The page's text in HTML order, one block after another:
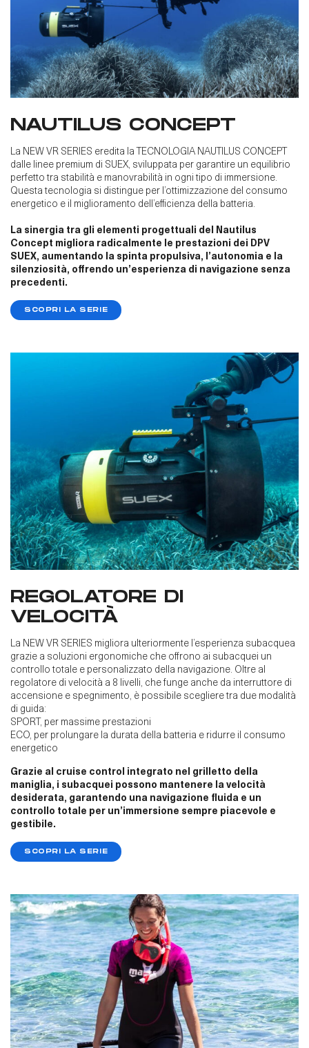
NAUTILUS CONCEPT
La NEW VR SERIES eredita la TECNOLOGIA NAUTILUS CONCEPT
dalle linee premium di SUEX, sviluppata per garantire un equilibrio
perfetto tra stabilità e manovrabilità in ogni tipo di immersione.
Questa tecnologia si distingue per l’ottimizzazione del consumo
energetico e il miglioramento dell’efficienza della batteria.
La sinergia tra gli elementi progettuali del Nautilus
Concept migliora radicalmente le prestazioni dei DPV
SUEX, aumentando la spinta propulsiva, l’autonomia e la
silenziosità, offrendo un’esperienza di navigazione senza
precedenti.
SCOPRI LA SERIE
REGOLATORE DI
VELOCITÀ
La NEW VR SERIES migliora ulteriormente l’esperienza subacquea
grazie a soluzioni ergonomiche che offrono ai subacquei un
controllo totale e personalizzato della navigazione. Oltre al
regolatore di velocità a 8 livelli, che funge anche da interruttore di
accensione e spegnimento, è possibile scegliere tra due modalità
di guida:
SPORT, per massime prestazioni
ECO, per prolungare la durata della batteria e ridurre il consumo
energetico
Grazie al cruise control integrato nel grilletto della
maniglia, i subacquei possono mantenere la velocità
desiderata, garantendo una navigazione fluida e un
controllo totale per un’immersione sempre piacevole e
gestibile.
SCOPRI LA SERIE